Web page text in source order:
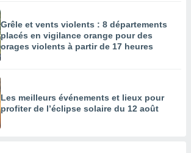
Grêle et vents violents : 8 départements
placés en vigilance orange pour des
orages violents à partir de 17 heures
Les meilleurs événements et lieux pour
profiter de l’éclipse solaire du 12 août